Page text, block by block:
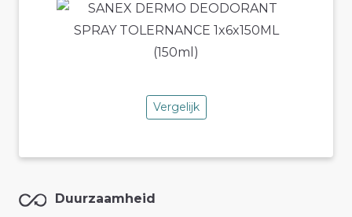
Vergelijk
Duurzaamheid